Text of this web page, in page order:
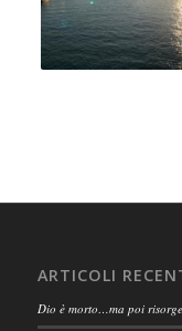
ARTICOLI
Dio è morto…ma poi